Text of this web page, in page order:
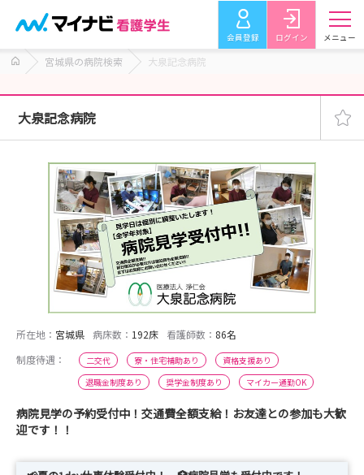
会員登録 ログイン メニュー
宮城県の病院検索 大泉記念病院
大泉記念病院
所在地： 宮城県 病床数： 192床 看護師数： 86名
制度待遇：
二交代 寮・住宅補助あり
資格支援あり
退職金制度あり
奨学金制度あり マイカー通勤OK
病院見学の予約受付中！交通費全額支給！お友達との参加も大歓
迎です！！